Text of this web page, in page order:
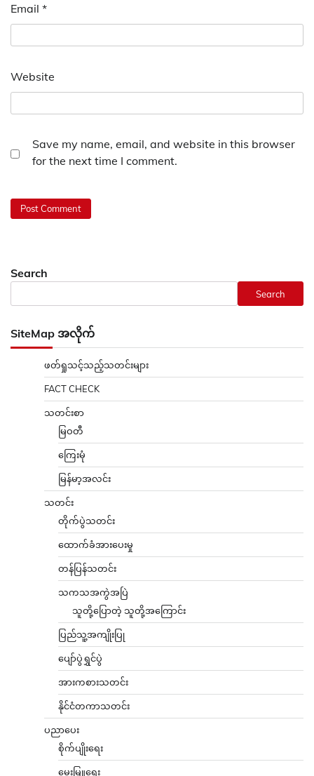
Email *
Website
Save my name, email, and website in this browser
for the next time I comment.
Search
Search
SiteMap အလိုက်
ဖတ်ရှုသင့်သည့်သတင်းများ
FACT CHECK
သတင်းစာ
မြဝတီ
ကြေးမုံ
မြန်မာ့အလင်း
သတင်း
တိုက်ပွဲသတင်း
ထောက်ခံအားပေးမှု
တန်ပြန်သတင်း
သကသအကွဲအပြဲ
သူတို့ပြောတဲ့ သူတို့အကြောင်း
ပြည်သူ့အကျိုးပြု
ပျော်ပွဲရွှင်ပွဲ
အားကစားသတင်း
နိုင်ငံတကာသတင်း
ပညာပေး
စိုက်ပျိုးရေး
မွေးမြူရေး